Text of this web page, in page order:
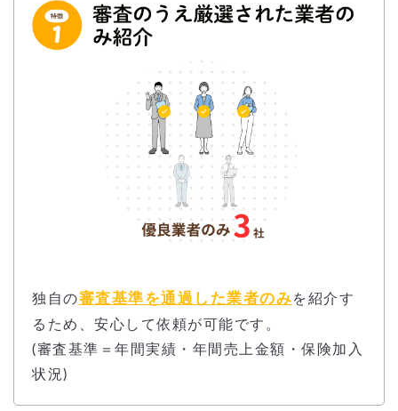
独自の審査基準を通過した業者のみを紹介す
るため、安心して依頼が可能です。
(審査基準＝年間実績・年間売上金額・保険加入
状況)